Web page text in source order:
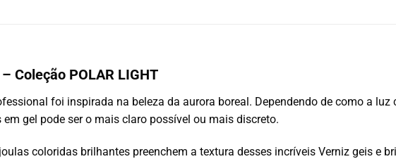
Coleção POLAR LIGHT
foi inspirada na beleza da aurora boreal. Dependendo de como a luz
gel pode ser o mais claro possível ou mais discreto.
coloridas brilhantes preenchem a textura desses incríveis Verniz geis e